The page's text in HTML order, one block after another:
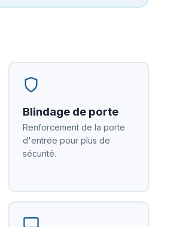
Blindage de porte
Renforcement de la porte
d'entrée pour plus de
sécurité.